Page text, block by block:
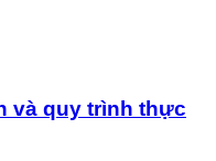
và quy trình thực